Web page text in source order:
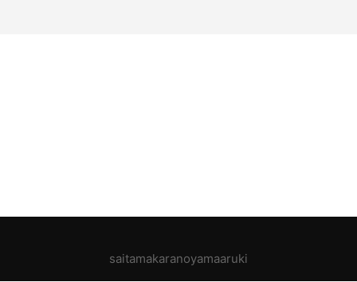
saitamakaranoyamaaruki